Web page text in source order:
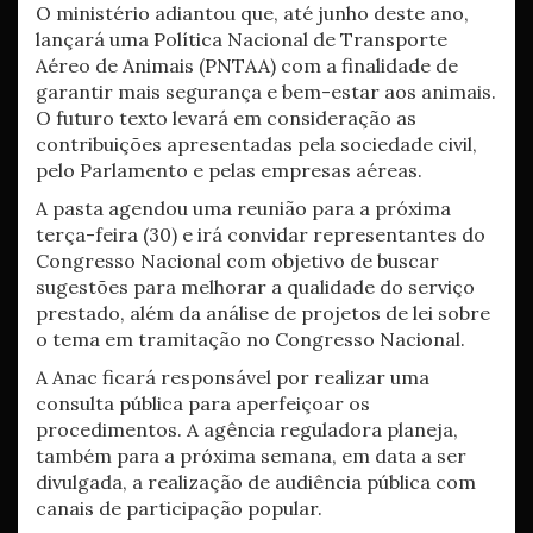
O ministério adiantou que, até junho deste ano,
lançará uma Política Nacional de Transporte
Aéreo de Animais (PNTAA) com a finalidade de
garantir mais segurança e bem-estar aos animais.
O futuro texto levará em consideração as
contribuições apresentadas pela sociedade civil,
pelo Parlamento e pelas empresas aéreas.
A pasta agendou uma reunião para a próxima
terça-feira (30) e irá convidar representantes do
Congresso Nacional com objetivo de buscar
sugestões para melhorar a qualidade do serviço
prestado, além da análise de projetos de lei sobre
o tema em tramitação no Congresso Nacional.
A Anac ficará responsável por realizar uma
consulta pública para aperfeiçoar os
procedimentos. A agência reguladora planeja,
também para a próxima semana, em data a ser
divulgada, a realização de audiência pública com
canais de participação popular.